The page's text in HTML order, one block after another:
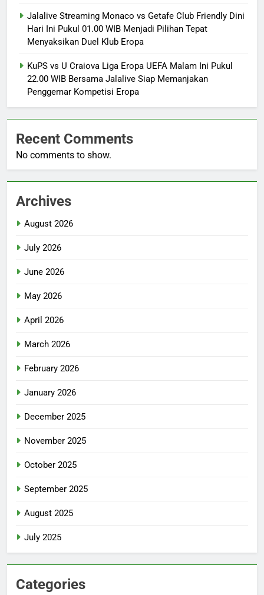
Jalalive Streaming Monaco vs Getafe Club Friendly Dini
Hari Ini Pukul 01.00 WIB Menjadi Pilihan Tepat
Menyaksikan Duel Klub Eropa
KuPS vs U Craiova Liga Eropa UEFA Malam Ini Pukul
22.00 WIB Bersama Jalalive Siap Memanjakan
Penggemar Kompetisi Eropa
Recent Comments
No comments to show.
Archives
August 2026
July 2026
June 2026
May 2026
April 2026
March 2026
February 2026
January 2026
December 2025
November 2025
October 2025
September 2025
August 2025
July 2025
Categories